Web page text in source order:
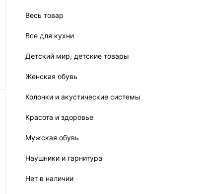
Весь товар
Все для кухни
Детский мир, детские товары
Женская обувь
Колонки и акустические системы
Красота и здоровье
Мужская обувь
Наушники и гарнитура
Нет в наличии